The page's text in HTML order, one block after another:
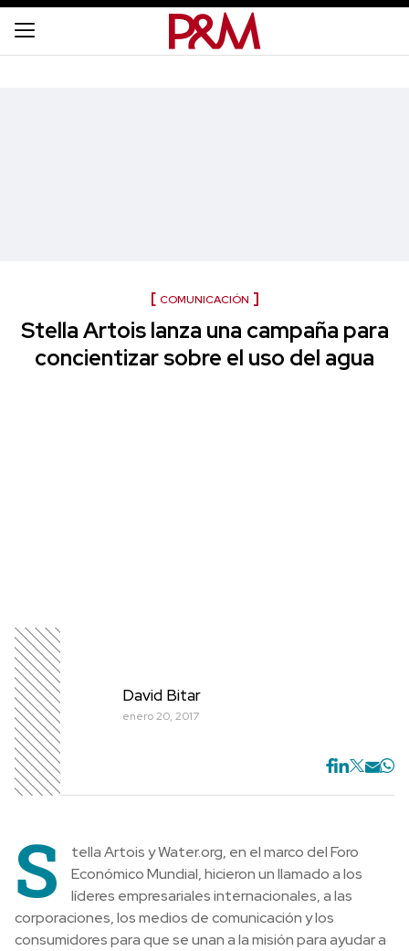
COMUNICACIÓN
Stella Artois lanza una campaña para
concientizar sobre el uso del agua
David Bitar
enero 20, 2017
S
tella Artois y Water.org, en el marco del Foro
Económico Mundial, hicieron un llamado a los
líderes empresariales internacionales, a las
corporaciones, los medios de comunicación y los
consumidores para que se unan a la misión para ayudar a